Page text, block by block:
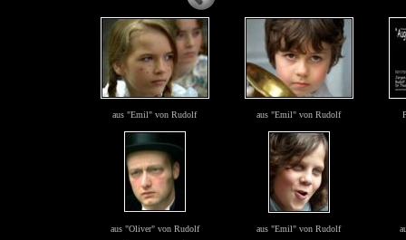
aus "Emil" von Rudolf aus "Emil" von Rudolf
aus "Oliver" von Rudolf aus "Emil" von Rudolf